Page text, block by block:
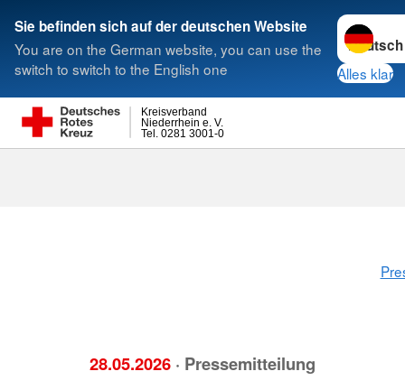
Sie befinden sich auf der deutschen Website
You are on the German website, you can use the
switch to switch to the English one
Sprache
Alles klar
Tel. 0281 3001-0
Niederrhein e. V.
Kreisverband
Suche
28.05.2026 · Pressemitteilung